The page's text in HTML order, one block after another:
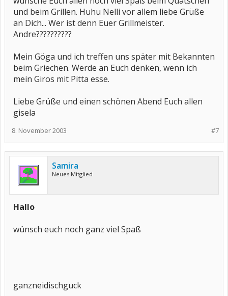
und beim Grillen. Huhu Nelli vor allem liebe Grüße
an Dich... Wer ist denn Euer Grillmeister.
Andre??????????
Mein Göga und ich treffen uns später mit Bekannten
beim Griechen. Werde an Euch denken, wenn ich
mein Giros mit Pitta esse.
Liebe Grüße und einen schönen Abend Euch allen
gisela
#7
8. November 2003
Samira
Neues Mitglied
Hallo
wünsch euch noch ganz viel Spaß
ganzneidischguck